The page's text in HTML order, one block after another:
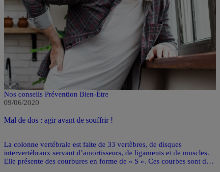
Nos conseils Prévention Bien-Être
09/06/2020
Mal de dos : agir avant de souffrir !
La colonne vertébrale est faite de 33 vertèbres, de disques
intervertébraux servant d’amortisseurs, de ligaments et de muscles.
Elle présente des courbures en forme de « S ». Ces courbes sont des